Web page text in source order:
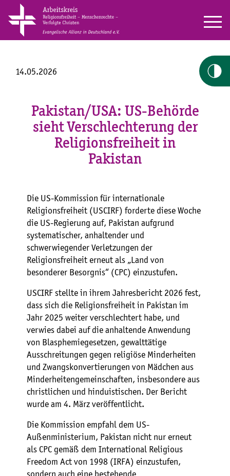
14.05.2026
Pakistan/USA: US-Behörde
sieht Verschlechterung der
Religionsfreiheit in
Pakistan
Die US-Kommission für internationale
Religionsfreiheit (USCIRF) forderte diese Woche
die US-Regierung auf, Pakistan aufgrund
systematischer, anhaltender und
schwerwiegender Verletzungen der
Religionsfreiheit erneut als „Land von
besonderer Besorgnis“ (CPC) einzustufen.
USCIRF stellte in ihrem Jahresbericht 2026 fest,
dass sich die Religionsfreiheit in Pakistan im
Jahr 2025 weiter verschlechtert habe, und
verwies dabei auf die anhaltende Anwendung
von Blasphemiegesetzen, gewalttätige
Ausschreitungen gegen religiöse Minderheiten
und Zwangskonvertierungen von Mädchen aus
Minderheitengemeinschaften, insbesondere aus
christlichen und hinduistischen. Der Bericht
wurde am 4. März veröffentlicht.
Die Kommission empfahl dem US-
Außenministerium, Pakistan nicht nur erneut
als CPC gemäß dem International Religious
Freedom Act von 1998 (IRFA) einzustufen,